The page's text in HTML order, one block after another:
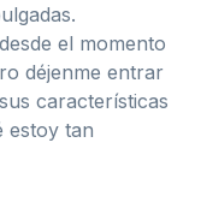
el momento
déjenme entrar
características
estoy tan